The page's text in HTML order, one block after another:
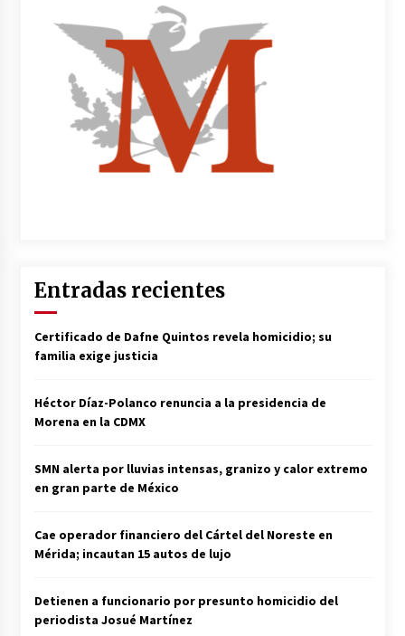
Entradas recientes
Certificado de Dafne Quintos revela homicidio; su
familia exige justicia
Héctor Díaz-Polanco renuncia a la presidencia de
Morena en la CDMX
SMN alerta por lluvias intensas, granizo y calor extremo
en gran parte de México
Cae operador financiero del Cártel del Noreste en
Mérida; incautan 15 autos de lujo
Detienen a funcionario por presunto homicidio del
periodista Josué Martínez